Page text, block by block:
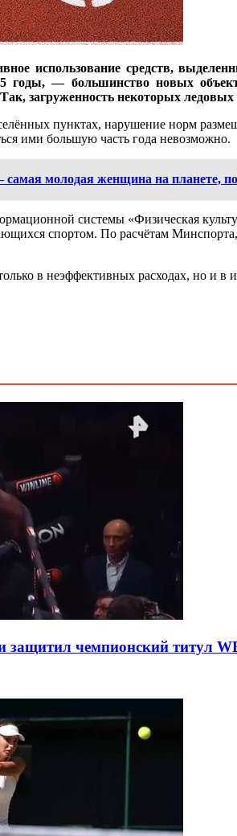
использование средств,
годы, — большинство новых
загруженность некоторых
пунктах, нарушение норм
ими большую часть года невозможно.
молодая женщина на планете,
системы «Физическая
спортом. По расчётам
в неэффективных расходах, но и в
защитил чемпионский титул